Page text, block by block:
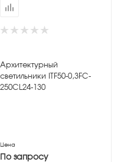
Архитектурный
светильники ITF50-0,3FC-
250CL24-130
Цена
По запросу